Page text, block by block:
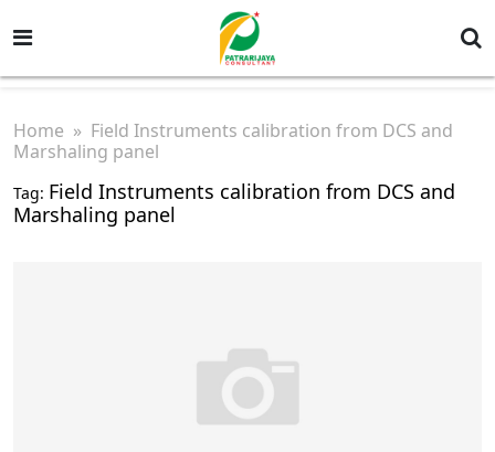
Home » Field Instruments calibration from DCS and
Marshaling panel
Tag: Field Instruments calibration from DCS and
Marshaling panel